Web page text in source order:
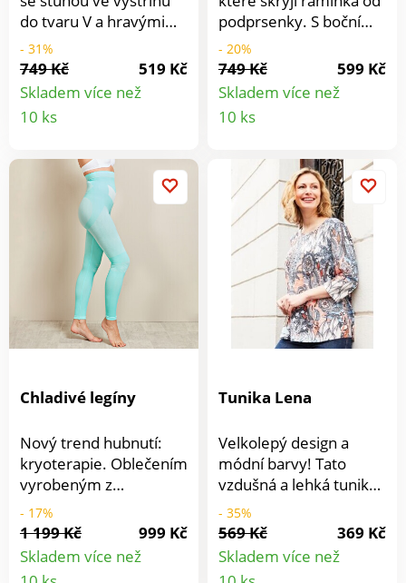
do tvaru V a hravými
volánovými rukávy -
lehké a vzdušné,
lichotivé a super
ženské! Vysoce módní
+ letní . Ženské + lichotí
rukávy. Snadná údržba.
Lze prát při 30 °C.
- 31%
749 Kč
519 Kč
Skladem více než
10 ks
podprsenky. S bočními
kapsami. Z měkkého
splývavého žerzeje.
Jsou velmi příjemné na
nošení. Lze prát při 40
C.
- 20%
749 Kč
599 Kč
Skladem více než
10 ks
Chladivé legíny
Nový trend hubnutí:
kryoterapie. Oblečením
vyrobeným z
chladivých nefritových
vláken se efekt chladu
na organismus projeví
větší spotřebou
- 17%
1 199 Kč
999 Kč
Skladem více než
Tunika Lena
Velkolepý design a
módní barvy! Tato
vzdušná a lehká tunika
s 3/4 rukávy lichotí
postavě a nabízí
nepředstavitelné
možnosti ke
- 35%
569 Kč
369 Kč
Skladem více než